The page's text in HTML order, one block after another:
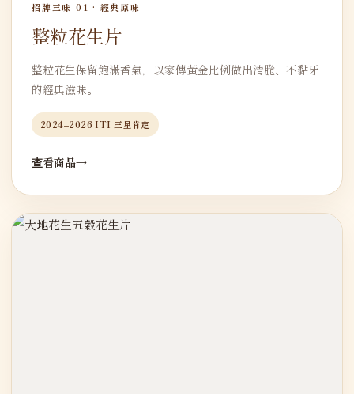
招牌三味 01 · 經典原味
整粒花生片
整粒花生保留飽滿香氣，以家傳黃金比例做出清脆、不黏牙
的經典滋味。
2024–2026 ITI 三星肯定
查看商品